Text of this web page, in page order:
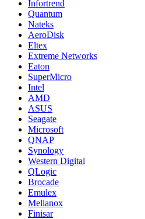
Infortrend
Quantum
Nateks
AeroDisk
Eltex
Extreme Networks
Eaton
SuperMicro
Intel
AMD
ASUS
Seagate
Microsoft
QNAP
Synology
Western Digital
QLogic
Brocade
Emulex
Mellanox
Finisar